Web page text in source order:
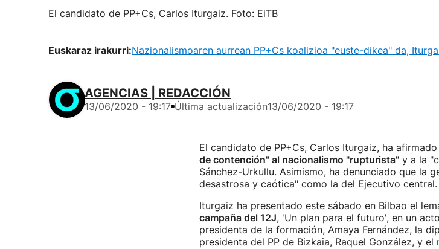
El candidato de PP+Cs, Carlos Iturgaiz. Foto: EiTB
Euskaraz irakurri:Nazionalismoaren aurrean PP+Cs koalizioa "euste-dikea" da,
AGENCIAS | REDACCIÓN
13/06/2020 - 19:17 Última actualización13/06/2020 - 19:17
El candidato de PP+Cs, Carlos Iturgaiz, ha
de contención" al nacionalismo "rupturista"y a la
Sánchez-Urkullu. Asimismo, ha denunciado que la
desastrosa y caótica" como la del Ejecutivo central.
Iturgaiz ha presentado este sábado en Bilbao el
campaña del 12J, 'Un plan para el futuro', en un
presidenta de la formación, Amaya Fernández, la
presidenta del PP de Bizkaia, Raquel González, y